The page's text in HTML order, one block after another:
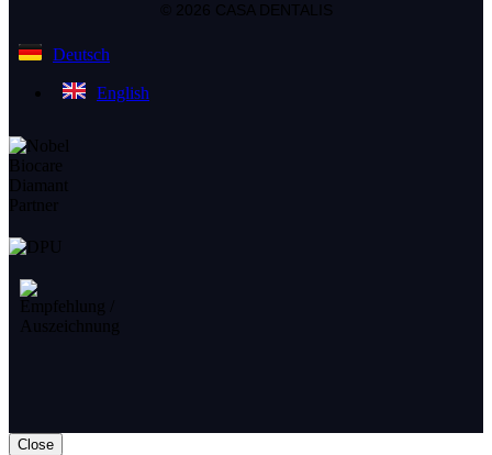
© 2026 CASA DENTALIS
Deutsch
English
Close